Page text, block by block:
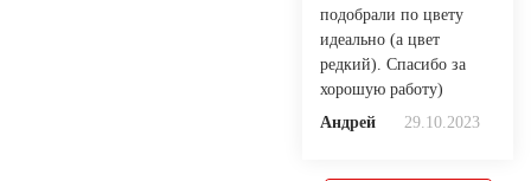
подобрали по цвету
идеально (а цвет
редкий). Спасибо за
хорошую работу)
Андрей
29.10.2023